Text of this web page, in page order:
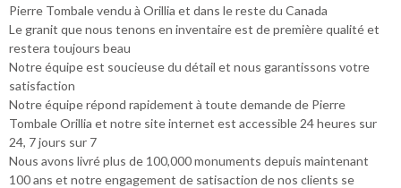
Pierre Tombale vendu à Orillia et dans le reste du Canada
Le granit que nous tenons en inventaire est de première qualité et
restera toujours beau
Notre équipe est soucieuse du détail et nous garantissons votre
satisfaction
Notre équipe répond rapidement à toute demande de Pierre
Tombale Orillia et notre site internet est accessible 24 heures sur
24, 7 jours sur 7
Nous avons livré plus de 100,000 monuments depuis maintenant
100 ans et notre engagement de satisaction de nos clients se